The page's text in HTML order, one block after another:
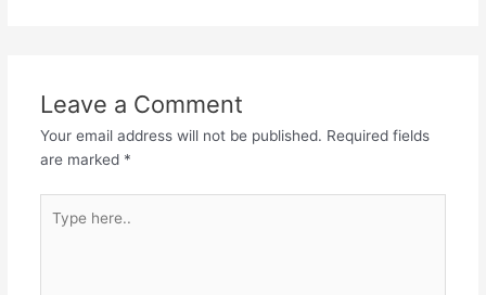
Leave a Comment
Your email address will not be published. Required fields
are marked *
here..